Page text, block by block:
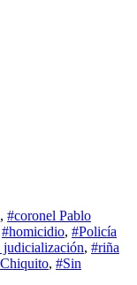
, #coronel Pablo
#homicidio, #Policía
judicialización, #riña
, #Sin